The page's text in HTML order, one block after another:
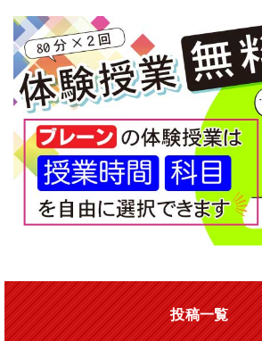
投稿一覧